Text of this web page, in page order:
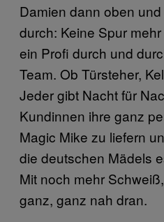
Damien dann oben
durch: Keine Spur
ein Profi durch und
Team. Ob Türsteher,
Jeder gibt Nacht für
Kundinnen ihre ganz
Magic Mike zu liefern
die deutschen Mädels
Mit noch mehr
ganz, ganz nah dran.